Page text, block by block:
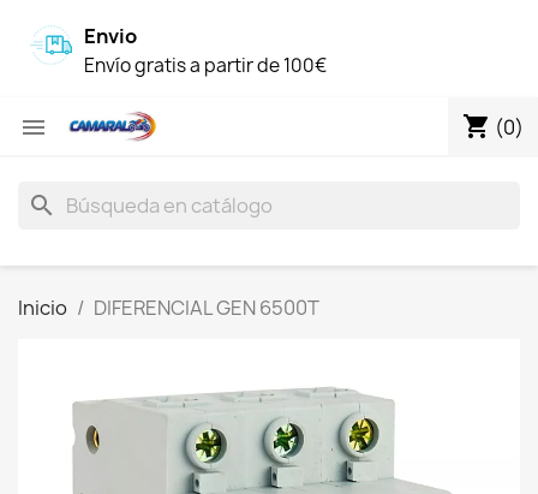
Envio
Envío gratis a partir de 100€
 shopping_cart (0)
search
Inicio DIFERENCIAL GEN 6500T